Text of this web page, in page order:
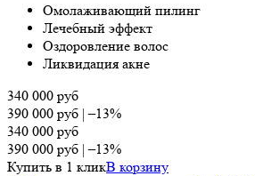
Омолаживающий пилинг
Лечебный эффект
Оздоровление волос
Ликвидация акне
340 000 руб
390 000 руб |–13%
340 000 руб
390 000 руб |–13%
Купить в 1 кликВ корзину